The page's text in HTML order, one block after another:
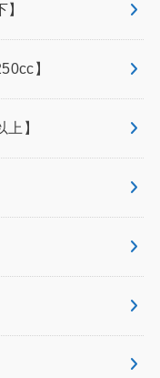
】
】